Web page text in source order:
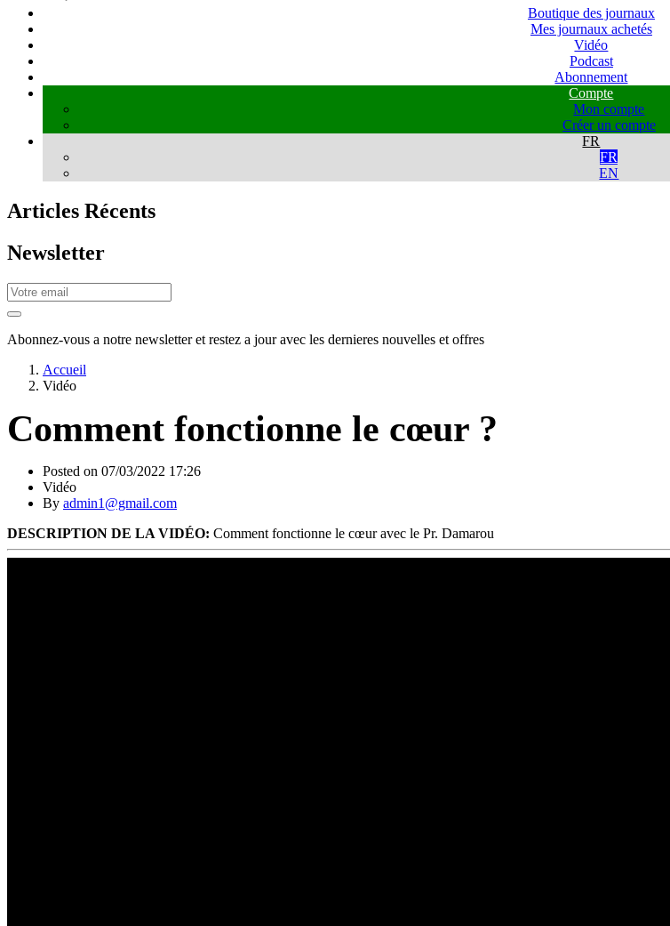
Boutique des journaux
Mes journaux achetés
Vidéo
Podcast
Abonnement
Compte
Mon compte
Créer un compte
FR
FR
EN
Articles Récents
Newsletter
Abonnez-vous a notre newsletter et restez a jour avec les dernieres nouvelles et offres
Accueil
Vidéo
Comment fonctionne le cœur ?
Posted on 07/03/2022 17:26
Vidéo
By admin1@gmail.com
DESCRIPTION DE LA VIDÉO: Comment fonctionne le cœur avec le Pr. Damarou